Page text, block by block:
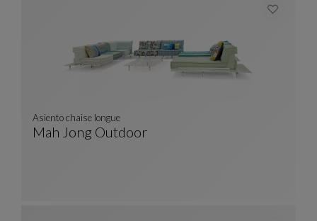
Mah Jong Outdoor
Asiento chaise longue